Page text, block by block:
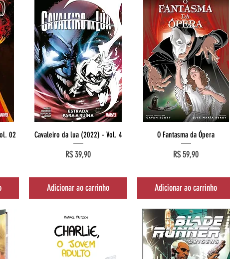
02 Visualização rápida
Cavaleiro da lua (2022) - Vol. 4
Preço
R$ 39,90
Adicionar ao carrinho
Visualização rápida
O Fantasma da Ópera
Preço
R$ 59,90
Adicionar ao carrinho